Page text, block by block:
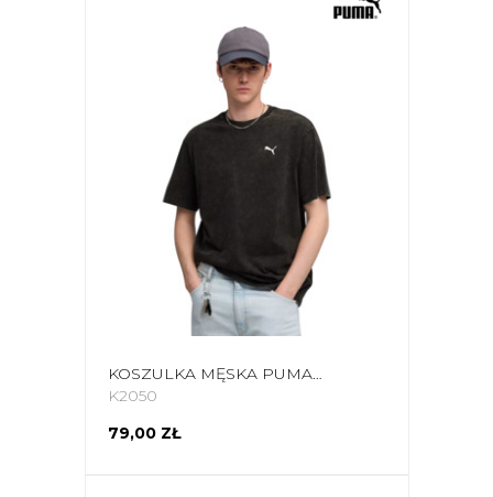
KOSZULKA MĘSKA PUMA ESS ELEVATED RELAXED WASH TEE CZARNA 688048 01
K2050
79,00 ZŁ